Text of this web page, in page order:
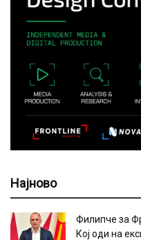
Најново
Филипче за
Кој оди на